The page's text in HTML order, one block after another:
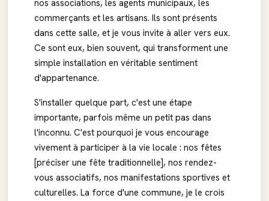
nos associations, les agents municipaux, les
commerçants et les artisans. Ils sont présents
dans cette salle, et je vous invite à aller vers eux.
Ce sont eux, bien souvent, qui transforment une
simple installation en véritable sentiment
d'appartenance.
S'installer quelque part, c'est une étape
importante, parfois même un petit pas dans
l'inconnu. C'est pourquoi je vous encourage
vivement à participer à la vie locale : nos fêtes
[préciser une fête traditionnelle], nos rendez-
vous associatifs, nos manifestations sportives et
culturelles. La force d'une commune, je le crois